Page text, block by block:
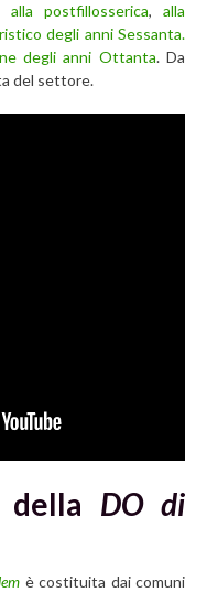
alla postfillosserica, alla
degli anni Sessanta.
degli anni Ottanta. Da
del settore.
della DO di
è costituita dai comuni